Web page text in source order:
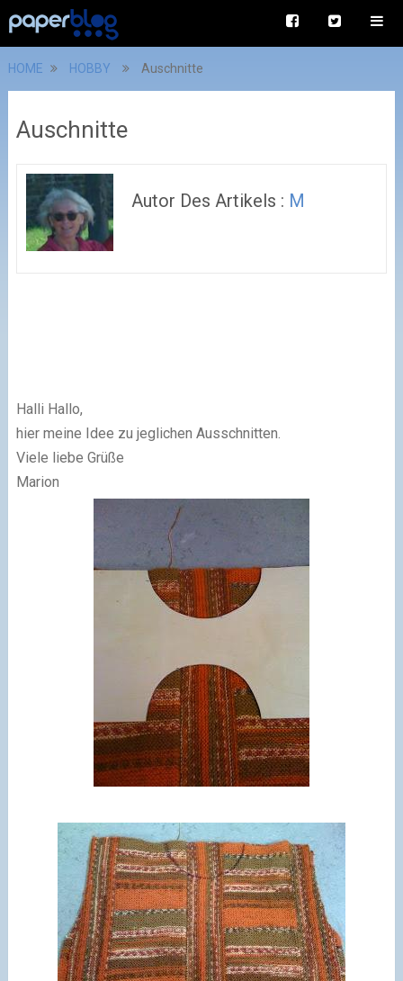
HOME HOBBY Auschnitte
Auschnitte
Autor Des Artikels : M
Halli Hallo,
hier meine Idee zu jeglichen Ausschnitten.
Viele liebe Grüße
Marion